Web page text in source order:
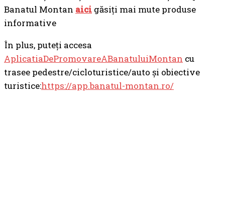
Banatul Montan aici găsiți mai mute produse
informative
În plus, puteți accesa
AplicatiaDePromovareABanatuluiMontan cu
trasee pedestre/cicloturistice/auto și obiective
turistice:https://app.banatul-montan.ro/